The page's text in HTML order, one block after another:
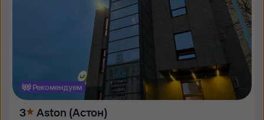
Рекомендуем
3 Aston (Астон)